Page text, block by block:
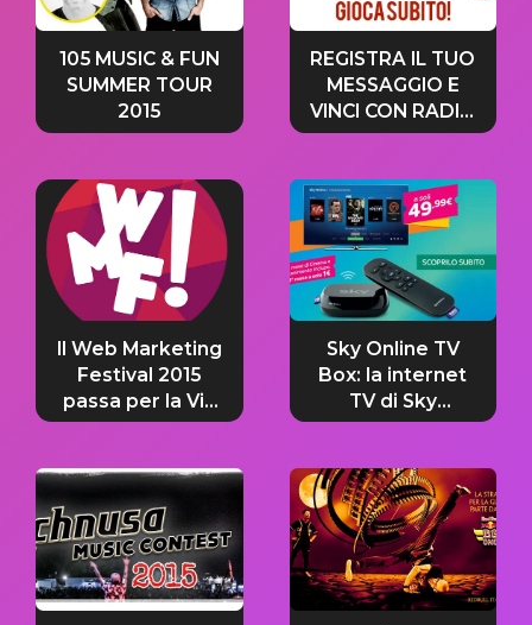
105 MUSIC & FUN
SUMMER TOUR
2015
REGISTRA IL TUO
MESSAGGIO E
VINCI CON RADIO
105 E DREHER!
Il Web Marketing
Festival 2015
passa per la Via
Emilia
Sky Online TV
Box: la internet
TV di Sky
trasforma la tua
senza vincoli.